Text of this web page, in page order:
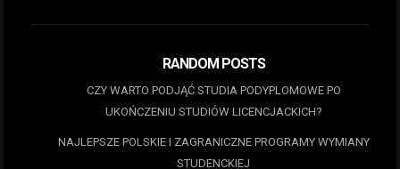
RANDOM POSTS
CZY WARTO PODJĄĆ STUDIA PODYPLOMOWE PO
UKOŃCZENIU STUDIÓW LICENCJACKICH?
NAJLEPSZE POLSKIE I ZAGRANICZNE PROGRAMY WYMIANY
STUDENCKIEJ